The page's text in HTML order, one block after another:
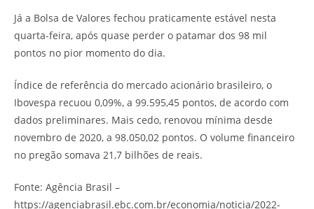
Já a Bolsa de Valores fechou praticamente estável nesta
quarta-feira, após quase perder o patamar dos 98 mil
pontos no pior momento do dia.
Índice de referência do mercado acionário brasileiro, o
Ibovespa recuou 0,09%, a 99.595,45 pontos, de acordo com
dados preliminares. Mais cedo, renovou mínima desde
novembro de 2020, a 98.050,02 pontos. O volume financeiro
no pregão somava 21,7 bilhões de reais.
Fonte: Agência Brasil –
https://agenciabrasil.ebc.com.br/economia/noticia/2022-